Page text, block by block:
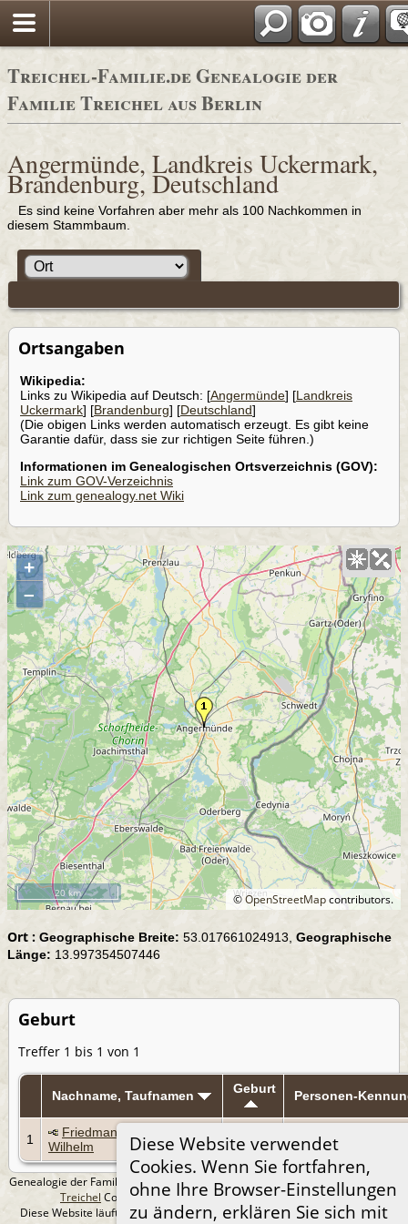
Adressbücher
Treichel-Familie.de Genealogie der
Familie Treichel aus Berlin
Diese Website verwendet
Cookies. Wenn Sie fortfahren,
ohne Ihre Browser-Einstellungen
zu ändern, erklären Sie sich mit
Angermünde, Landkreis Uckermark,
Brandenburg, Deutschland
Es sind keine Vorfahren aber mehr als 100 Nachkommen in
diesem Stammbaum.
Ortsangaben
Wikipedia:
Links zu Wikipedia auf Deutsch: [Angermünde] [Landkreis
Uckermark] [Brandenburg] [Deutschland]
(Die obigen Links werden automatisch erzeugt. Es gibt keine
Garantie dafür, dass sie zur richtigen Seite führen.)
Informationen im Genealogischen Ortsverzeichnis (GOV):
Link zum GOV-Verzeichnis
Link zum genealogy.net Wiki
+
–
©OpenStreetMapcontributors.
20 km
Ort : Geographische Breite:53.017661024913, Geographische
Länge: 13.997354507446
Geburt
Treffer 1 bis 1 von 1
Nachname, Taufnamen Geburt Personen-
1
Friedmann, Hans Joachim
Wilhelm
1909
I2463
Genealogie der Familie Treichel aus Berlin. - erstellt und betreut von
Treichel Copyright © 2014-2026 Alle Rechte vorbehalten.
Diese Website läuft mitThe Next Generation of Genealogy Sitebuildingv.